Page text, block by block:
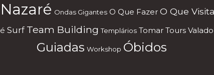
Nazaré Ondas Gigantes O Que Fazer O Que
Surf Team Building Templários Tomar Tours
Guiadas Workshop Óbidos